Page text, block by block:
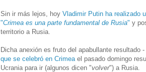
Sin ir más lejos, hoy Vladimir Putin ha realizado
"Crimea es una parte fundamental de Rusia" y
territorio a Rusia.
Dicha anexión es fruto del apabullante resultado
que se celebró en Crimea el pasado domingo
Ucrania para ir (algunos dicen "volver") a Rusia.